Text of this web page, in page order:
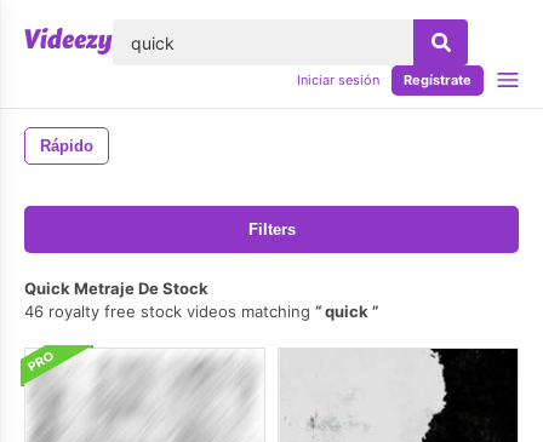
Iniciar sesión Regístrate
Rápido
Filters
Quick Metraje De Stock
46 royalty free stock videos matching
quick